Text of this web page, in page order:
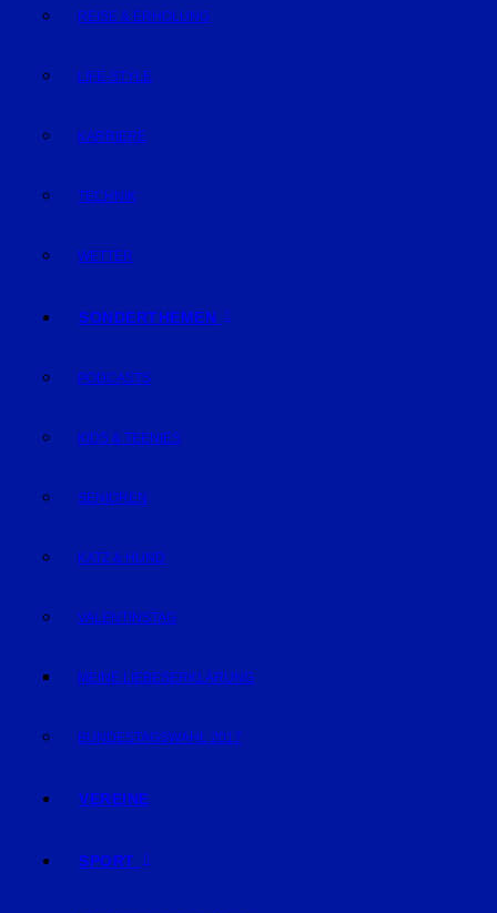
REISE & ERHOLUNG
LIFE-STYLE
KARRIERE
TECHNIK
WETTER
SONDERTHEMEN
PODCASTS
KIDS & TEENIES
SENIOREN
KATZ & HUND
VALENTINSTAG
MEINE LIEBESERKLÄRUNG
BUNDESTAGSWAHL 2017
VEREINE
SPORT